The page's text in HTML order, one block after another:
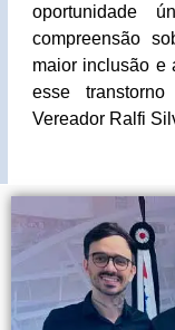
oportunidade
compreensão
maior inclusão e
esse
Vereador Ralfi